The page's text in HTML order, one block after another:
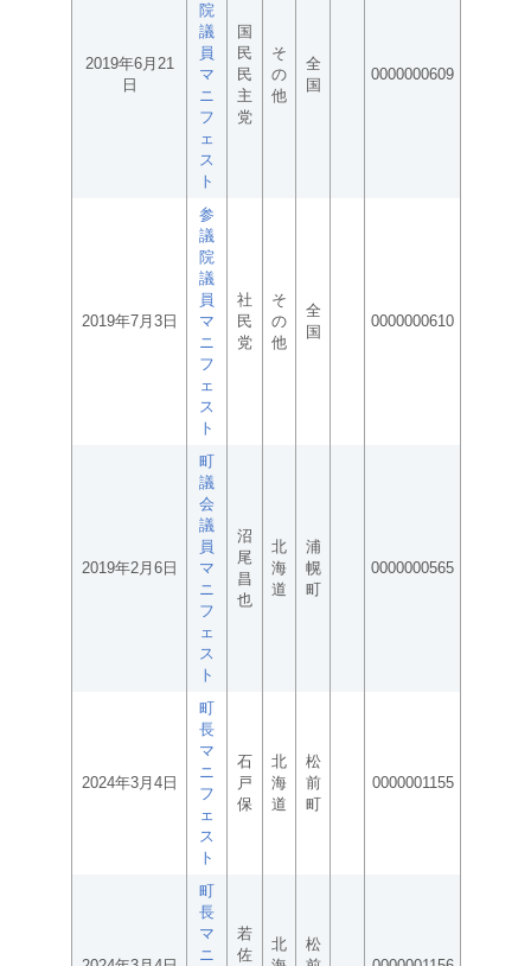
2019年6月21
日
院
議
員
マ
ニ
フ
ェ
ス
ト
国
民
民
主
党
そ
の
他
全
国
0000000609
2019年7月3日
参
議
院
議
員
マ
ニ
フ
ェ
ス
ト
社
民
党
そ
の
他
全
国
0000000610
2019年2月6日
町
議
会
議
員
マ
ニ
フ
ェ
ス
ト
沼
尾
昌
也
北
海
道
浦
幌
町
0000000565
2024年3月4日
町
長
マ
ニ
フ
ェ
ス
ト
石
戸
保
北
海
道
松
前
町
0000001155
町
長
マ
ニ
若
佐
北
松